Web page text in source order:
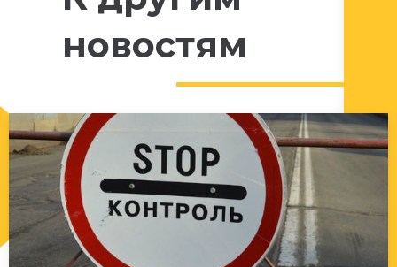
новостям